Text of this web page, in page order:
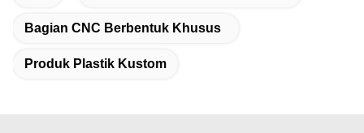
Bagian CNC Berbentuk Khusus
Produk Plastik Kustom